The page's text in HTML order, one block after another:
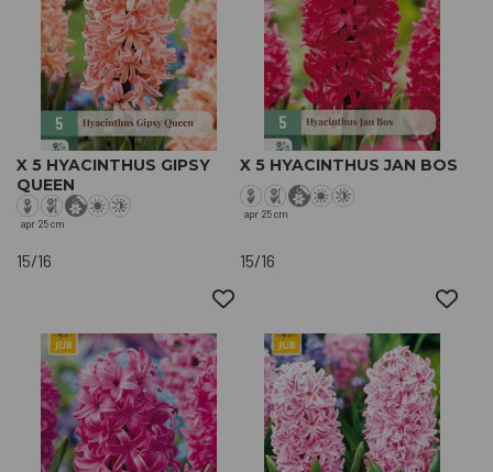
X 5 HYACINTHUS GIPSY
QUEEN
apr 25 cm
15/16
X 5 HYACINTHUS JAN BOS
apr 25 cm
15/16